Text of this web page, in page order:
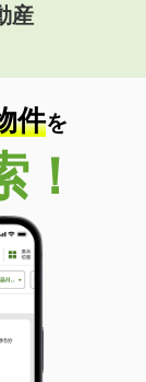
産
件を
！